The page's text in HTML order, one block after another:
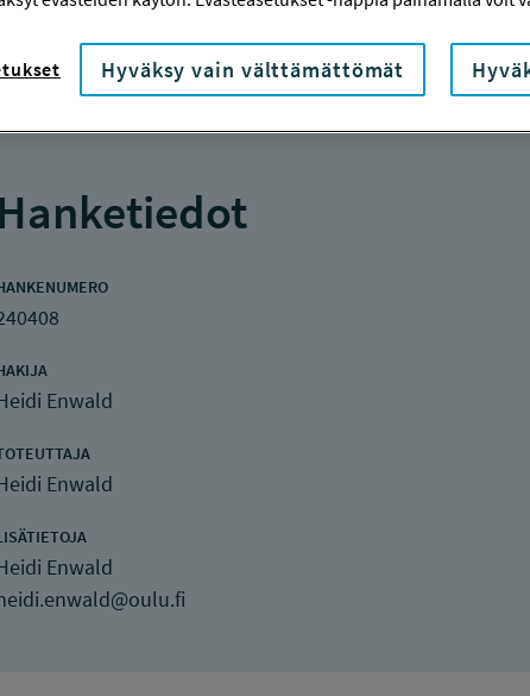
Hanketiedot
Enwald
Enwald
Enwald
Hyväksy vain välttämättömät